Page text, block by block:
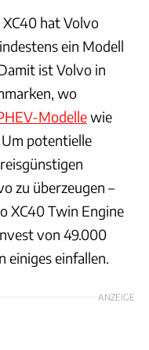
hat Volvo
ein Modell
ist Volvo in
wo
Modellewie
Um potentielle
zu überzeugen –
XC40 Twin Engine
von 49.000
einiges einfallen.
ANZEIGE